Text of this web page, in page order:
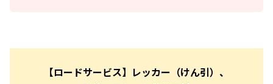
【ロードサービス】レッカー（けん引）、